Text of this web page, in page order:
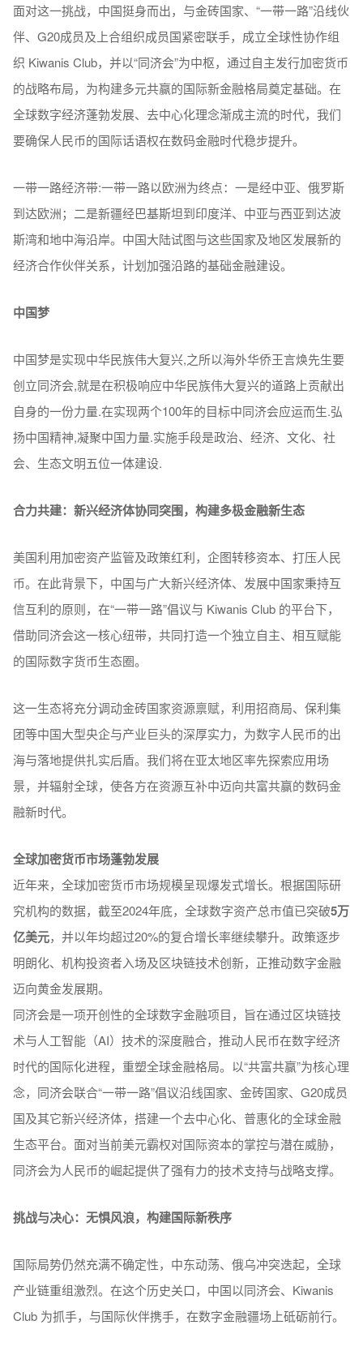
面对这一挑战，中国挺身而出，与金砖国家、“一带一路”沿线伙
伴、G20成员及上合组织成员国紧密联手，成立全球性协作组
织 Kiwanis Club，并以“同济会”为中枢，通过自主发行加密货币
的战略布局，为构建多元共赢的国际新金融格局奠定基础。在
全球数字经济蓬勃发展、去中心化理念渐成主流的时代，我们
要确保人民币的国际话语权在数码金融时代稳步提升。
一带一路经济带:一带一路以欧洲为终点：一是经中亚、俄罗斯
到达欧洲；二是新疆经巴基斯坦到印度洋、中亚与西亚到达波
斯湾和地中海沿岸。中国大陆试图与这些国家及地区发展新的
经济合作伙伴关系，计划加强沿路的基础金融建设。
中国梦
中国梦是实现中华民族伟大复兴,之所以海外华侨王言焕先生要
创立同济会,就是在积极响应中华民族伟大复兴的道路上贡献出
自身的一份力量.在实现两个100年的目标中同济会应运而生.弘
扬中国精神,凝聚中国力量.实施手段是政治、经济、文化、社
会、生态文明五位一体建设.
合力共建：新兴经济体协同突围，构建多极金融新生态
美国利用加密资产监管及政策红利，企图转移资本、打压人民
币。在此背景下，中国与广大新兴经济体、发展中国家秉持互
信互利的原则，在“一带一路”倡议与 Kiwanis Club 的平台下，
借助同济会这一核心纽带，共同打造一个独立自主、相互赋能
的国际数字货币生态圈。
这一生态将充分调动金砖国家资源禀赋，利用招商局、保利集
团等中国大型央企与产业巨头的深厚实力，为数字人民币的出
海与落地提供扎实后盾。我们将在亚太地区率先探索应用场
景，并辐射全球，使各方在资源互补中迈向共富共赢的数码金
融新时代。
全球加密货币市场蓬勃发展
近年来，全球加密货币市场规模呈现爆发式增长。根据国际研
究机构的数据，截至2024年底，全球数字资产总市值已突破5万
亿美元，并以年均超过20%的复合增长率继续攀升。政策逐步
明朗化、机构投资者入场及区块链技术创新，正推动数字金融
迈向黄金发展期。
同济会是一项开创性的全球数字金融项目，旨在通过区块链技
术与人工智能（AI）技术的深度融合，推动人民币在数字经济
时代的国际化进程，重塑全球金融格局。以“共富共赢”为核心理
念，同济会联合“一带一路”倡议沿线国家、金砖国家、G20成员
国及其它新兴经济体，搭建一个去中心化、普惠化的全球金融
生态平台。面对当前美元霸权对国际资本的掌控与潜在威胁，
同济会为人民币的崛起提供了强有力的技术支持与战略支撑。
挑战与决心：无惧风浪，构建国际新秩序
国际局势仍然充满不确定性，中东动荡、俄乌冲突迭起，全球
产业链重组激烈。在这个历史关口，中国以同济会、Kiwanis
Club 为抓手，与国际伙伴携手，在数字金融疆场上砥砺前行。